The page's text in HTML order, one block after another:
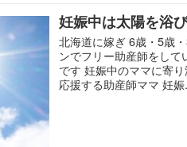
妊娠中は太陽を浴
北海道に嫁ぎ 6歳・5歳
ンでフリー助産師をして
です 妊娠中のママに寄
応援する助産師ママ 妊娠